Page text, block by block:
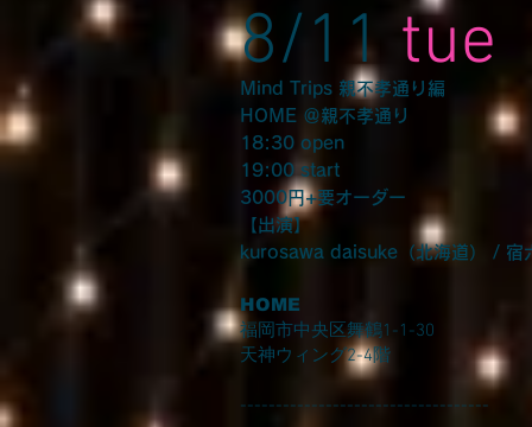
8/11 tue
Mind Trips 親不孝通り編
HOME ＠親不孝通り
18:30 open
19:00 start
3000円+要オーダー
【出演】
kurosawa daisuke（北海道） / 宿
HOME
福岡市中央区舞鶴1-1-30
天神ウィング2-4階
-----------------------------------